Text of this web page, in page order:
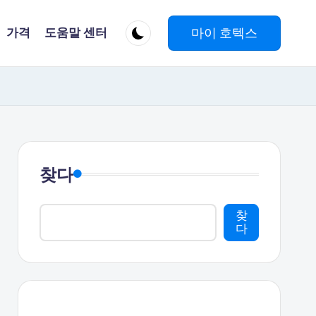
가격 도움말 센터 마이 호텍스
찾다
찾
다